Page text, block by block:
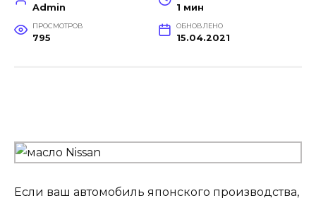
Admin 1 мин
ПРОСМОТРОВ
795
ОБНОВЛЕНО
15.04.2021
Если ваш автомобиль японского производства,